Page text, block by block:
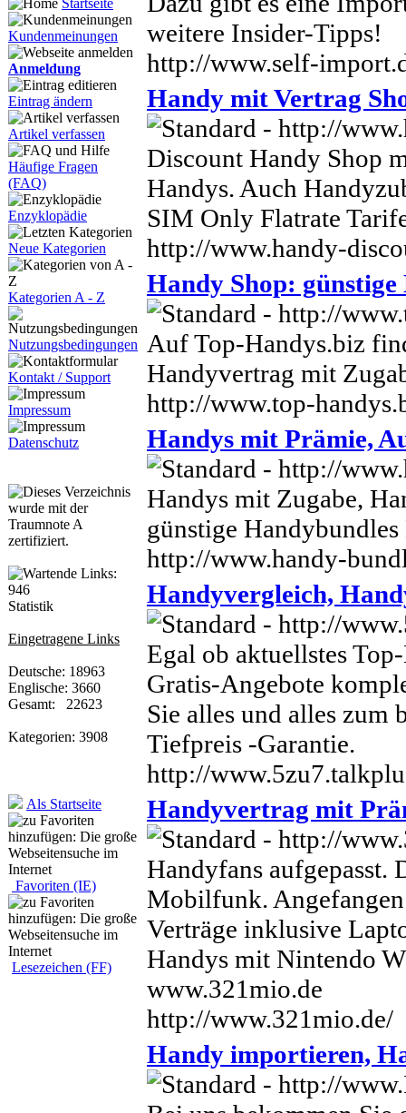
Startseite
Kundenmeinungen
Anmeldung
Eintrag ändern
Artikel verfassen
Häufige Fragen
(FAQ)
Enzyklopädie
Neue Kategorien
Kategorien A - Z
Nutzungsbedingungen
Kontakt / Support
Impressum
Datenschutz
Statistik
Eingetragene Links
Deutsche: 18963
Englische: 3660
Gesamt: 22623
Kategorien: 3908
Als Startseite
Favoriten (IE)
Lesezeichen (FF)
weitere Insider-Tipps!
http://www.self-
Handy mit Vertrag
Discount Handy Shop
Handys. Auch
SIM Only Flatrate
http://www.handy-
Handy Shop:
Auf Top-Handys.biz
Handyvertrag mit
http://www.top-
Handys mit Prämie,
Handys mit Zugabe,
günstige
http://www.handy-
Handyvergleich,
Egal ob aktuellstes
Gratis-Angebote
Sie alles und alles zum
Tiefpreis -Garantie.
http://
Handyvertrag mit
Handyfans aufgepasst.
Mobilfunk.
Verträge inklusive
Handys mit Nintendo
www.321mio.de
http://www.321mio.de/
Handy importieren,